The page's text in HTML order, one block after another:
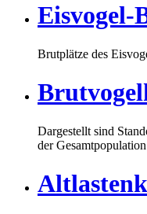
Eisvogel-
Brutplätze des
Dargestellt sind
der